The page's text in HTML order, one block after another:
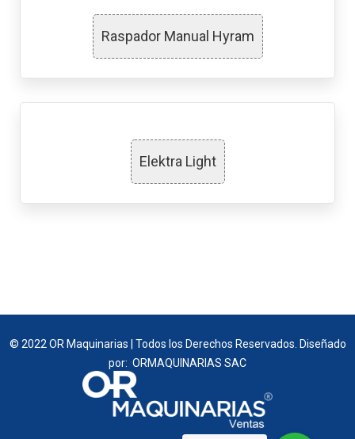
Raspador Manual Hyram
Elektra Light
© 2022 OR Maquinarias | Todos los Derechos Reservados. Diseñado
por: ORMAQUINARIAS SAC